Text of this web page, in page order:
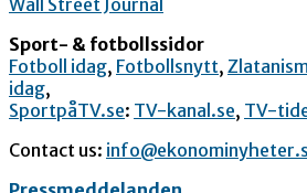
Wall Street Journal
Sport- & fotbollssidor
Fotboll idag, Fotbollsnytt,
idag,
SportpåTV.se: TV-kanal.se, TV-
Contact us: